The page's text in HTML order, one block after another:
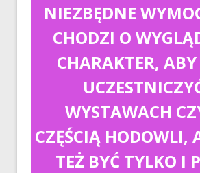
NIEZBĘDNE
CHODZI O
CHARAKTER,
WYSTAWACH
CZĘŚCIĄ HODOWLI,
TEŻ BYĆ TYLKO I